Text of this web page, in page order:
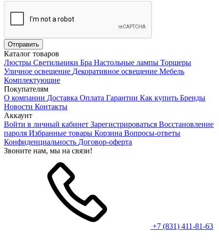
Каталог товаров
Люстры Светильники Бра Настольные лампы Торшеры
Уличное освещение Декоративное освещение Мебель
Комплектующие
Покупателям
О компании Доставка Оплата Гарантии Как купить Бренды
Новости Контакты
Аккаунт
Войти в личный кабинет Зарегистрироваться Восстановление
пароля Избранные товары Корзина Вопросы-ответы
Конфиденциальность Договор-оферта
Звоните нам, мы на связи!
+7 (831) 411-81-63